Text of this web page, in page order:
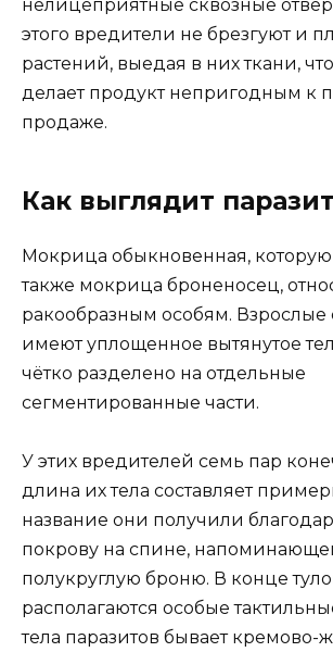
нелицеприятные сквозные
этого вредители не брезгуют и
растений, выедая в них ткани,
делает продукт непригодным к
продаже.
Как выглядит
Мокрица обыкновенная,
также мокрица броненосец,
ракообразным особям. Взрослые
имеют уплощенное вытянутое
чётко разделено на отдельные
сегментированные части.
У этих вредителей семь пар
длина их тела составляет
название они получили
покрову на спине,
полукруглую броню. В конце
располагаются особые
тела паразитов бывает кремово-